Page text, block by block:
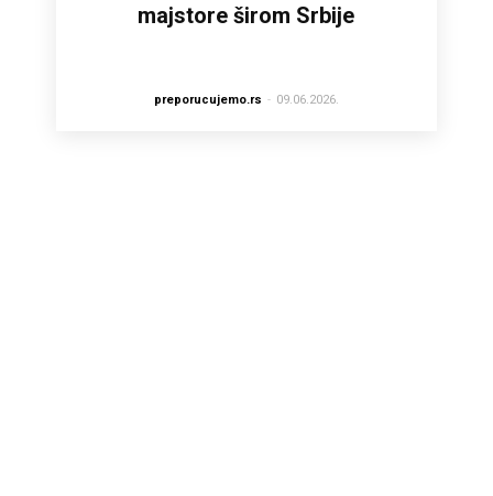
majstore širom Srbije
preporucujemo.rs - 09.06.2026.